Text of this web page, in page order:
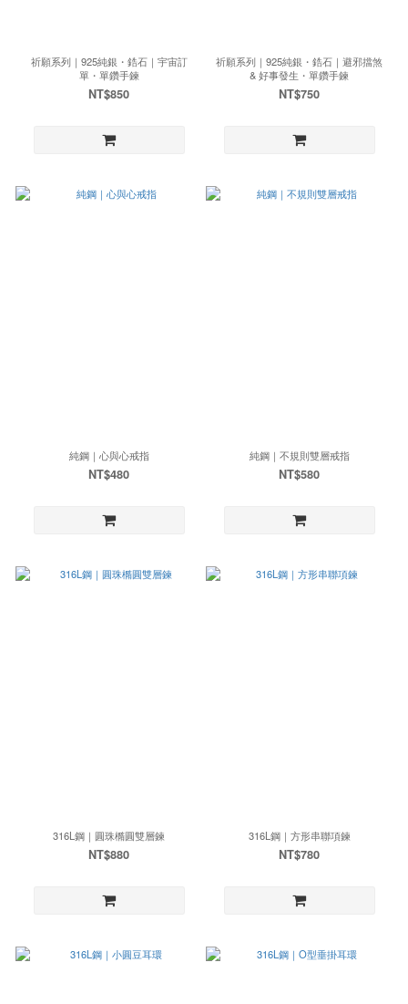
祈願系列｜925純銀・鋯石｜宇宙訂
單・單鑽手鍊
NT$850
祈願系列｜925純銀・鋯石｜避邪擋煞
& 好事發生・單鑽手鍊
NT$750
純鋼｜心與心戒指
NT$480
純鋼｜不規則雙層戒指
NT$580
316L鋼｜圓珠橢圓雙層鍊
NT$880
316L鋼｜方形串聯項鍊
NT$780